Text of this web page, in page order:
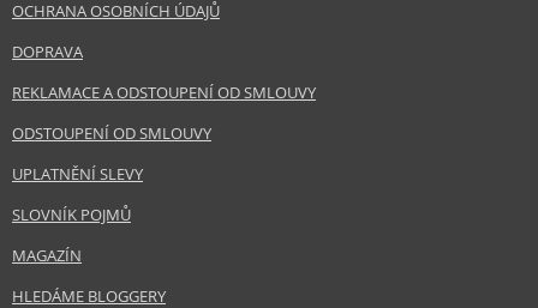
OCHRANA OSOBNÍCH ÚDAJŮ
DOPRAVA
REKLAMACE A ODSTOUPENÍ OD SMLOUVY
ODSTOUPENÍ OD SMLOUVY
UPLATNĚNÍ SLEVY
SLOVNÍK POJMŮ
MAGAZÍN
HLEDÁME BLOGGERY